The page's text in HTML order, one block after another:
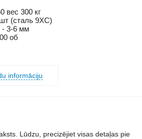
вес 300 кг
(сталь 9ХС)
- 3-6 мм
об
informāciju
Lūdzu, precizējiet visas detaļas pie